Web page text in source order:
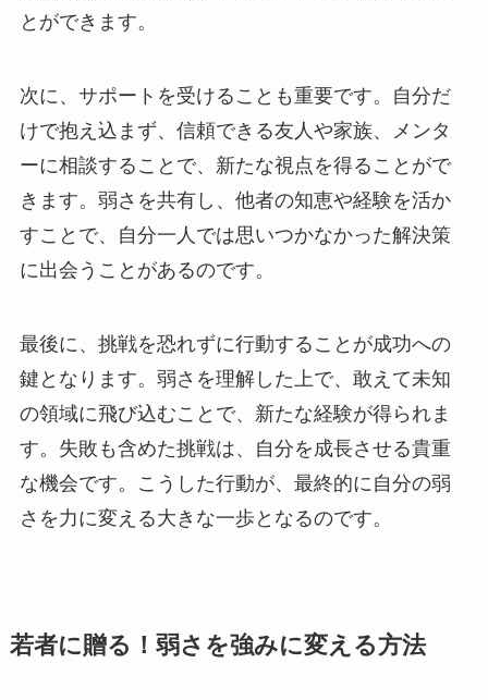
とができます。
次に、サポートを受けることも重要です。自分だ
けで抱え込まず、信頼できる友人や家族、メンタ
ーに相談することで、新たな視点を得ることがで
きます。弱さを共有し、他者の知恵や経験を活か
すことで、自分一人では思いつかなかった解決策
に出会うことがあるのです。
最後に、挑戦を恐れずに行動することが成功への
鍵となります。弱さを理解した上で、敢えて未知
の領域に飛び込むことで、新たな経験が得られま
す。失敗も含めた挑戦は、自分を成長させる貴重
な機会です。こうした行動が、最終的に自分の弱
さを力に変える大きな一歩となるのです。
若者に贈る！弱さを強みに変える方法